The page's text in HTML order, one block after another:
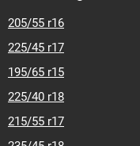
205/55 r16
225/45 r17
195/65 r15
225/40 r18
215/55 r17